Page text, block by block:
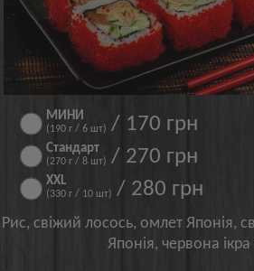
МИНИ
(190 г / 6 шт) / 170 грн
Стандарт
(270 г / 8 шт) / 270 грн
XXL
(330 г / 10 шт) / 280 грн
Рис, свіжий лосось, омлет Японія,
Японія, червона ікра